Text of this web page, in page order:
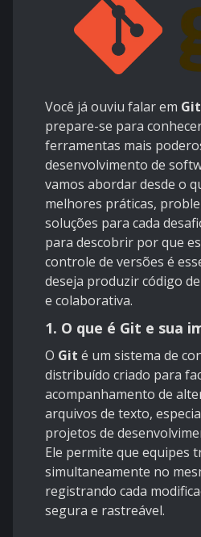
Você já ouviu falar em Git
prepare-se para
ferramentas mais
desenvolvimento de
vamos abordar desde o
melhores práticas,
soluções para cada
para descobrir por que
controle de versões é
deseja produzir código
e colaborativa.
1. O que é Git e sua
O Git é um sistema de
distribuído criado para
acompanhamento de
arquivos de texto,
projetos de
Ele permite que equipes
simultaneamente no
registrando cada
segura e rastreável.